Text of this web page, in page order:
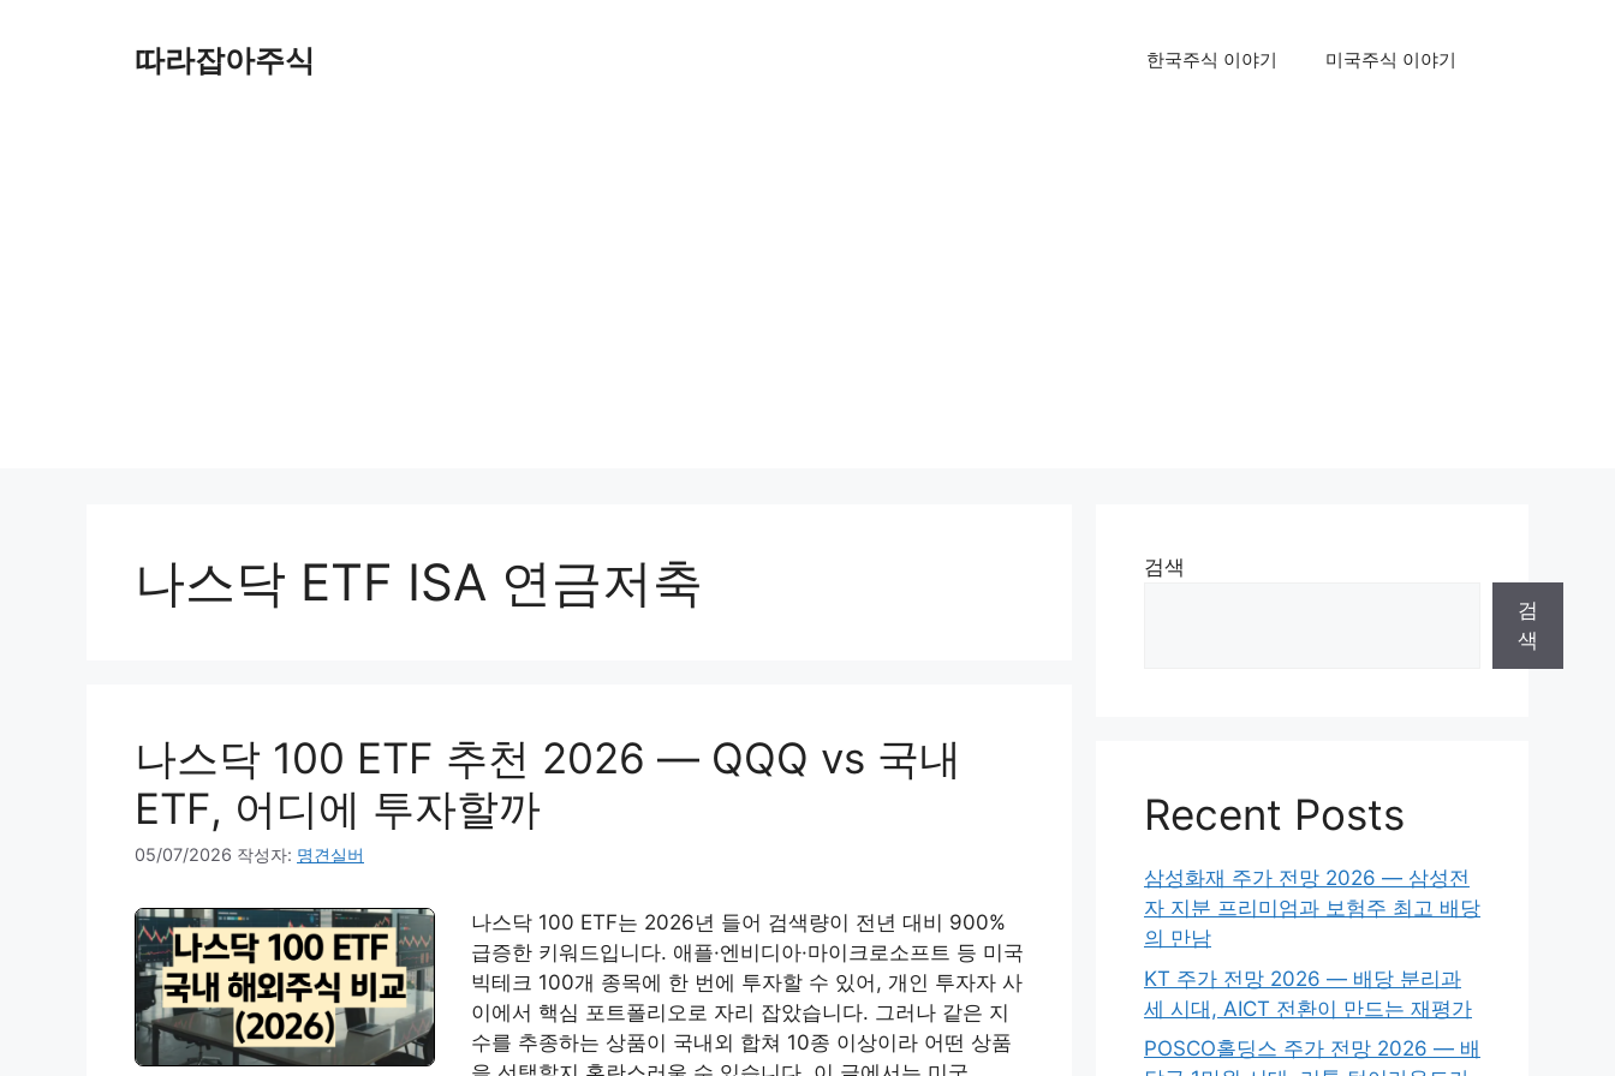
따라잡아주식 한국주식 이야기 미국주식 이야기
나스닥 ETF ISA 연금저축
나스닥 100 ETF 추천 2026 — QQQ vs 국내
ETF, 어디에 투자할까
05/07/2026 작성자: 명견실버
나스닥 100 ETF는 2026년 들어 검색량이 전년 대비 900%
급증한 키워드입니다. 애플·엔비디아·마이크로소프트 등 미국
빅테크 100개 종목에 한 번에 투자할 수 있어, 개인 투자자 사
이에서 핵심 포트폴리오로 자리 잡았습니다. 그러나 같은 지
수를 추종하는 상품이 국내외 합쳐 10종 이상이라 어떤 상품
검색
검
색
Recent Posts
삼성화재 주가 전망 2026 — 삼성전
자 지분 프리미엄과 보험주 최고 배당
의 만남
KT 주가 전망 2026 — 배당 분리과
세 시대, AICT 전환이 만드는 재평가
POSCO홀딩스 주가 전망 2026 — 배